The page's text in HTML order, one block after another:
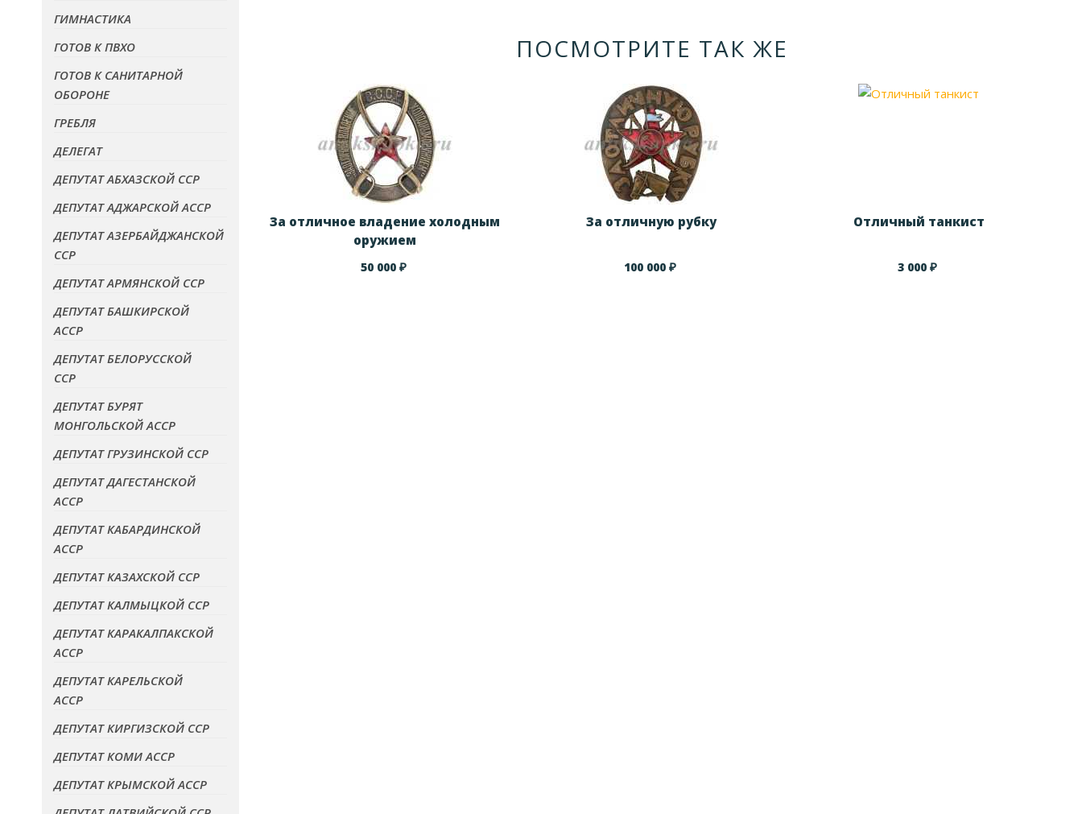
ПОСМОТРИТЕ ТАК ЖЕ
За отличное владение холодным
оружием
50 000 ₽
За отличную рубку
100 000₽
Отличный танкист
3 000₽
ГИМНАСТИКА
ГОТОВ К ПВХО
ГОТОВ К САНИТАРНОЙ
ОБОРОНЕ
ГРЕБЛЯ
ДЕЛЕГАТ
ДЕПУТАТ АБХАЗСКОЙ ССР
ДЕПУТАТ АДЖАРСКОЙ АССР
ДЕПУТАТ АЗЕРБАЙДЖАНСКОЙ
ССР
ДЕПУТАТ АРМЯНСКОЙ ССР
ДЕПУТАТ БАШКИРСКОЙ
АССР
ДЕПУТАТ БЕЛОРУССКОЙ
ССР
ДЕПУТАТ БУРЯТ
МОНГОЛЬСКОЙ АССР
ДЕПУТАТ ГРУЗИНСКОЙ ССР
ДЕПУТАТ ДАГЕСТАНСКОЙ
АССР
ДЕПУТАТ КАБАРДИНСКОЙ
АССР
ДЕПУТАТ КАЗАХСКОЙ ССР
ДЕПУТАТ КАЛМЫЦКОЙ ССР
ДЕПУТАТ КАРАКАЛПАКСКОЙ
АССР
ДЕПУТАТ КАРЕЛЬСКОЙ
АССР
ДЕПУТАТ КИРГИЗСКОЙ ССР
ДЕПУТАТ КОМИ АССР
ДЕПУТАТ КРЫМСКОЙ АССР